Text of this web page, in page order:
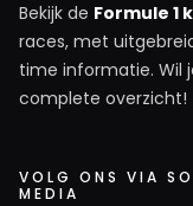
Bekijk de Formule 1
races, met
time informatie. Wil
complete overzicht!
VOLG ONS VIA
MEDIA